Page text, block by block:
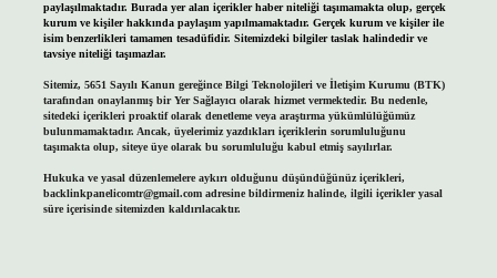
paylaşılmaktadır. Burada yer alan içerikler haber niteliği taşımamakta olup, gerçek
kurum ve kişiler hakkında paylaşım yapılmamaktadır. Gerçek kurum ve kişiler ile
isim benzerlikleri tamamen tesadüfidir. Sitemizdeki bilgiler taslak halindedir ve
tavsiye niteliği taşımazlar.
Sitemiz, 5651 Sayılı Kanun gereğince Bilgi Teknolojileri ve İletişim Kurumu (BTK)
tarafından onaylanmış bir Yer Sağlayıcı olarak hizmet vermektedir. Bu nedenle,
sitedeki içerikleri proaktif olarak denetleme veya araştırma yükümlülüğümüz
bulunmamaktadır. Ancak, üyelerimiz yazdıkları içeriklerin sorumluluğunu
taşımakta olup, siteye üye olarak bu sorumluluğu kabul etmiş sayılırlar.
Hukuka ve yasal düzenlemelere aykırı olduğunu düşündüğünüz içerikleri,
backlinkpanelicomtr@gmail.comadresine bildirmeniz halinde, ilgili içerikler yasal
süre içerisinde sitemizden kaldırılacaktır.